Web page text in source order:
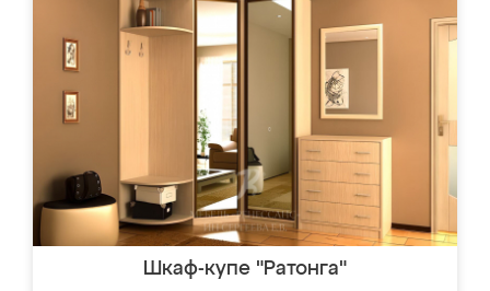
Шкаф-купе "Ратонга"